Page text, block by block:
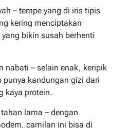
– tempe yang di iris tipis
kering menciptakan
yang bikin susah berhenti
nabati – selain enak, keripik
punya kandungan gizi dari
kaya protein.
lama – dengan
camilan ini bisa di